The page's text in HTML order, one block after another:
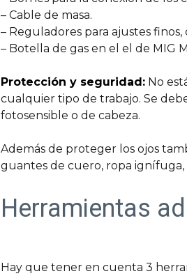
– Cable de masa.
– Reguladores para ajustes
– Botella de gas en el el de MIG
Protección y seguridad: No
cualquier tipo de trabajo. Se
fotosensible o de cabeza.
Además de proteger los ojos
guantes de cuero, ropa ignífuga,
Herramientas
Hay que tener en cuenta 3